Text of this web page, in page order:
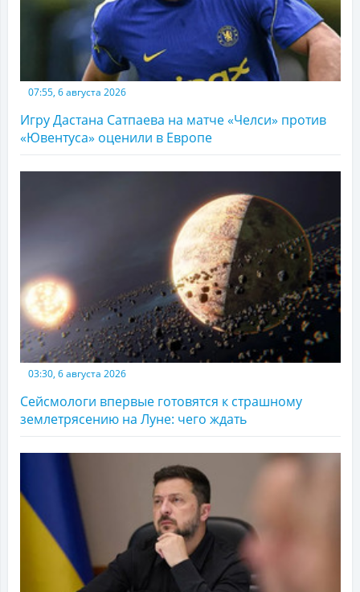
07:55, 6 августа 2026
Игру Дастана Сатпаева на матче «Челси» против
«Ювентуса» оценили в Европе
03:30, 6 августа 2026
Сейсмологи впервые готовятся к страшному
землетрясению на Луне: чего ждать